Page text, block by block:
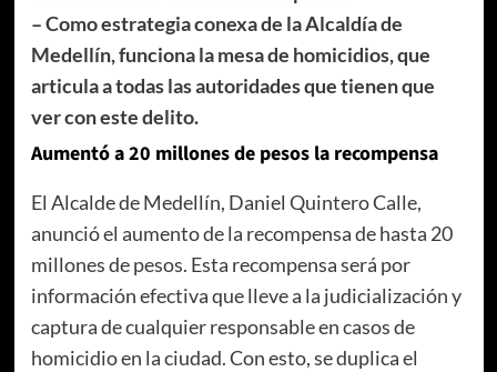
– Como estrategia conexa de la Alcaldía de
Medellín, funciona la mesa de homicidios, que
articula a todas las autoridades que tienen que
ver con este delito.
Aumentó a 20 millones de pesos la recompensa
El Alcalde de Medellín, Daniel Quintero Calle,
anunció el aumento de la recompensa de hasta 20
millones de pesos. Esta recompensa será por
información efectiva que lleve a la judicialización y
captura de cualquier responsable en casos de
homicidio en la ciudad. Con esto, se duplica el